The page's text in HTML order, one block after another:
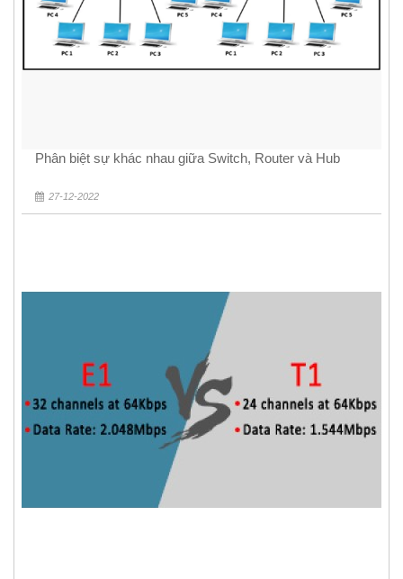
Phân biệt sự khác nhau giữa Switch, Router và Hub
27-12-2022